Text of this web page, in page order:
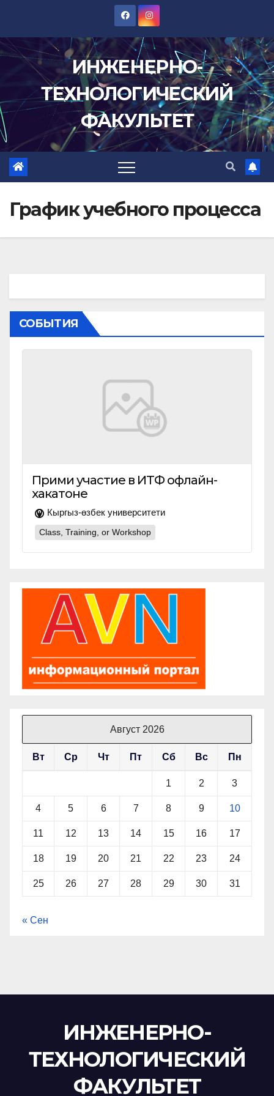
содержимому
ИНЖЕНЕРНО-
ТЕХНОЛОГИЧЕСКИЙ
ФАКУЛЬТЕТ
График учебного процесса
СОБЫТИЯ
Прими участие в ИТФ офлайн-
хакатоне
Кыргыз-өзбек университети
Class, Training, or Workshop
Август 2026
Вт Ср Чт Пт Сб Вс Пн
1 2 3
4 5 6 7 8 9 10
11 12 13 14 15 16 17
18 19 20 21 22 23 24
25 26 27 28 29 30 31
« Сен
ИНЖЕНЕРНО-
ТЕХНОЛОГИЧЕСКИЙ
ФАКУЛЬТЕТ